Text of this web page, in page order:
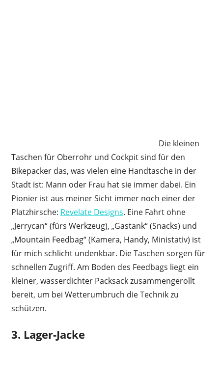
Die kleinen
Taschen für Oberrohr und Cockpit sind für den
Bikepacker das, was vielen eine Handtasche in der
Stadt ist: Mann oder Frau hat sie immer dabei. Ein
Pionier ist aus meiner Sicht immer noch einer der
Platzhirsche: Revelate Designs. Eine Fahrt ohne
„Jerrycan“ (fürs Werkzeug), „Gastank“ (Snacks) und
„Mountain Feedbag“ (Kamera, Handy, Ministativ) ist
für mich schlicht undenkbar. Die Taschen sorgen für
schnellen Zugriff. Am Boden des Feedbags liegt ein
kleiner, wasserdichter Packsack zusammengerollt
bereit, um bei Wetterumbruch die Technik zu
schützen.
3. Lager-Jacke